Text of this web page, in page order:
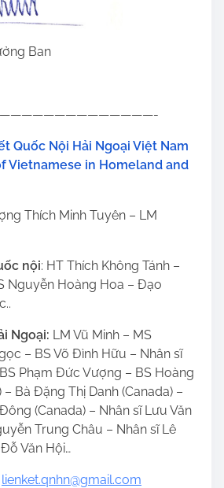
Ban
Quốc Nội Hải Ngoại Việt Nam
Vietnamese in Homeland and
Thích Minh Tuyên – LM
nội: HT Thích Không Tánh –
Nguyễn Hoàng Hoa – Đạo
Ngoại: LM Vũ Minh – MS
– BS Võ Đình Hữu – Nhân sĩ
Phạm Đức Vượng – BS Hoàng
Bà Đặng Thị Danh (Canada) –
(Canada) – Nhân sĩ Lưu Văn
Trung Châu – Nhân sĩ Lê
Văn Hội…
lienket.qnhn@gmail.com